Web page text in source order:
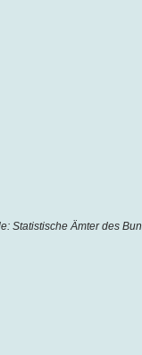
Statistische Ämter des